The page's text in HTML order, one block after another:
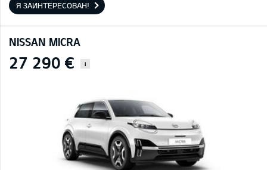
Я ЗАИНТЕРЕСОВАН!
NISSAN MICRA
27 290 € i